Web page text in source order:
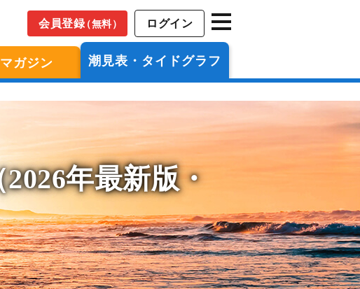
会員登録（無料） ログイン
マガジン 潮見表・タイドグラフ
年最新版・